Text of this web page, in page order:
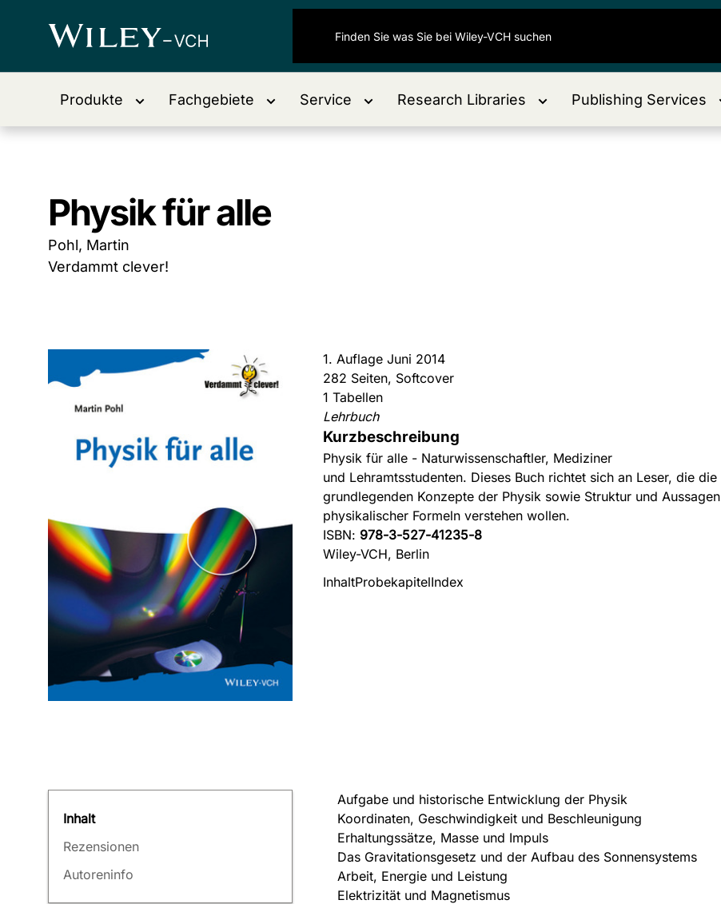
Produkte Fachgebiete Service Research Libraries Publishing Services
Physik für alle
Pohl, Martin
Verdammt clever!
1. Auflage Juni 2014
282 Seiten, Softcover
1 Tabellen
Lehrbuch
Kurzbeschreibung
Physik für alle - Naturwissenschaftler, Mediziner
und Lehramtsstudenten. Dieses Buch richtet sich an Leser, die die
grundlegenden Konzepte der Physik sowie Struktur und Aussagen
physikalischer Formeln verstehen wollen.
ISBN: 978-3-527-41235-8
Wiley-VCH, Berlin
InhaltProbekapitelIndex
Inhalt
Rezensionen
Autoreninfo
Aufgabe und historische Entwicklung der Physik
Koordinaten, Geschwindigkeit und Beschleunigung
Erhaltungssätze, Masse und Impuls
Das Gravitationsgesetz und der Aufbau des Sonnensystems
Arbeit, Energie und Leistung
Elektrizität und Magnetismus